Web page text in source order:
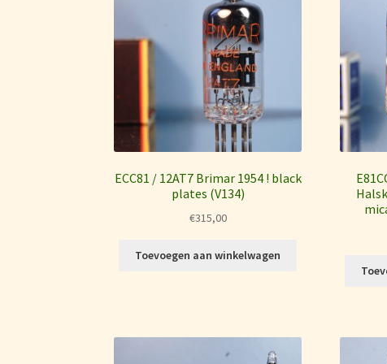
ECC81 / 12AT7 Brimar 1954 ! black
plates (V134)
€315,00
Toevoegen aan winkelwagen